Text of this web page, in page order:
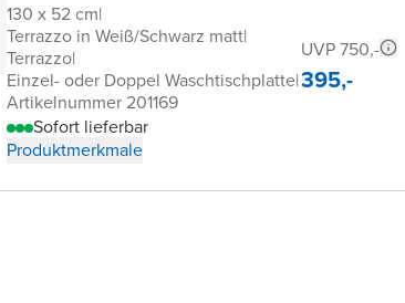
130 x 52 cm|
Terrazzo in Weiß/Schwarz matt|
Terrazzo|
Einzel- oder Doppel Waschtischplatte|
Artikelnummer 201169
Sofort lieferbar
Produktmerkmale
UVP 750,-
395,-